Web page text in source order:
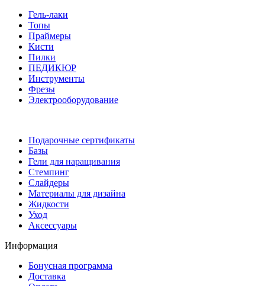
Гель-лаки
Топы
Праймеры
Кисти
Пилки
ПЕДИКЮР
Инструменты
Фрезы
Электрооборудование
Подарочные сертификаты
Базы
Гели для наращивания
Стемпинг
Слайдеры
Материалы для дизайна
Жидкости
Уход
Аксессуары
Информация
Бонусная программа
Доставка